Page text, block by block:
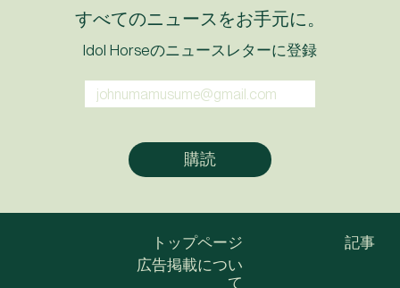
すべてのニュースをお手元に。
Idol Horseのニュースレターに登録
トップページ
広告掲載につい
て
記事